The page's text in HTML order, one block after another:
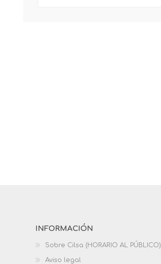
INFORMACIÓN
Sobre Cilsa (HORARIO AL PÚBLICO)
Aviso legal